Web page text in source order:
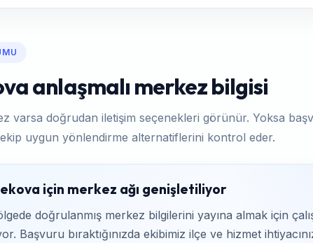
anlaşmalı merkez bilgisi
varsa doğrudan iletişim seçenekleri görünür. Yoksa
ekip uygun yönlendirme alternatiflerini kontrol eder.
için merkez ağı genişletiliyor
doğrulanmış merkez bilgilerini yayına almak için
Başvuru bıraktığınızda ekibimiz ilçe ve hizmet